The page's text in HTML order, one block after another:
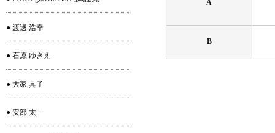
A
B
● 渡邊 浩幸
● 石原 ゆきえ
● 大家 具子
● 安部 太一